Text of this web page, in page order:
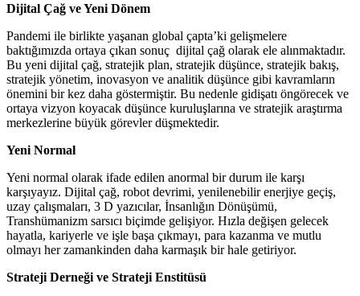
Dijital Çağ ve Yeni Dönem
Pandemi ile birlikte yaşanan global çapta’ki gelişmelere
baktığımızda ortaya çıkan sonuç dijital çağ olarak ele alınmaktadır.
Bu yeni dijital çağ, stratejik plan, stratejik düşünce, stratejik bakış,
stratejik yönetim, inovasyon ve analitik düşünce gibi kavramların
önemini bir kez daha göstermiştir. Bu nedenle gidişatı öngörecek ve
ortaya vizyon koyacak düşünce kuruluşlarına ve stratejik araştırma
merkezlerine büyük görevler düşmektedir.
Yeni Normal
Yeni normal olarak ifade edilen anormal bir durum ile karşı
karşıyayız. Dijital çağ, robot devrimi, yenilenebilir enerjiye geçiş,
uzay çalışmaları, 3 D yazıcılar, İnsanlığın Dönüşümü,
Transhümanizm sarsıcı biçimde gelişiyor. Hızla değişen gelecek
hayatla, kariyerle ve işle başa çıkmayı, para kazanma ve mutlu
olmayı her zamankinden daha karmaşık bir hale getiriyor.
Strateji Derneği ve Strateji Enstitüsü